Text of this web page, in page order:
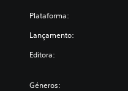
Plataforma:
Lançamento:
Editora:
Géneros: